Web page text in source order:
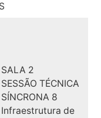
SALA 2
SESSÃO TÉCNICA
SÍNCRONA 8
Infraestrutura de